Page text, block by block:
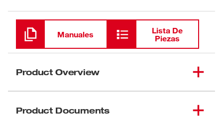
Cargando
Manuales
Lista De
Piezas
Product Overview
sus baterías M12™ RED LITHIUM™ y de iones de
Product Documents